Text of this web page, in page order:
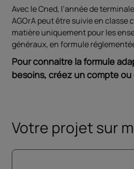
Avec le Cned, l’année de
AGOrA peut être suivie en classe
matière uniquement pour les
généraux, en formule
Pour connaitre la formule
besoins, créez un compte
Votre projet sur